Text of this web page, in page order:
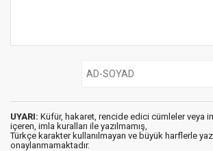
UYARI: Küfür, hakaret, rencide edici cümleler veya
içeren, imla kuralları ile yazılmamış,
Türkçe karakter kullanılmayan ve büyük harflerle
onaylanmamaktadır.